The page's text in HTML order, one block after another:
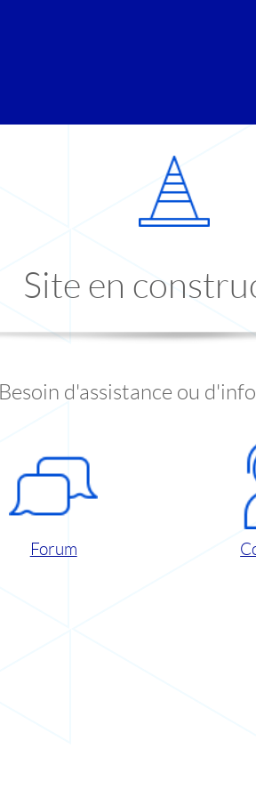
Site en
Besoin d'assistance ou
Forum